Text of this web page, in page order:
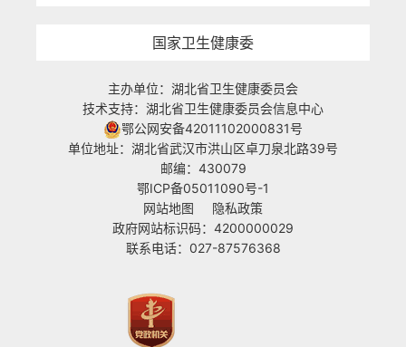
国家卫生健康委
主办单位：湖北省卫生健康委员会
技术支持：湖北省卫生健康委员会信息中心
鄂公网安备42011102000831号
单位地址：湖北省武汉市洪山区卓刀泉北路39号
邮编：430079
鄂ICP备05011090号-1
网站地图
隐私政策
政府网站标识码：4200000029
联系电话：027-87576368